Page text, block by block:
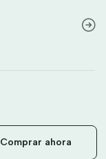
Comprar ahora